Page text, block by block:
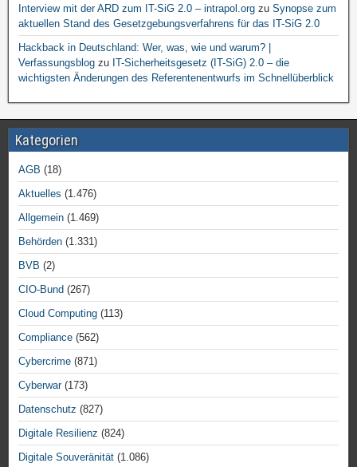
Interview mit der ARD zum IT-SiG 2.0 – intrapol.org zu Synopse zum
aktuellen Stand des Gesetzgebungsverfahrens für das IT-SiG 2.0
Hackback in Deutschland: Wer, was, wie und warum? |
Verfassungsblog zu IT-Sicherheitsgesetz (IT-SiG) 2.0 – die
wichtigsten Änderungen des Referentenentwurfs im Schnellüberblick
Kategorien
AGB (18)
Aktuelles (1.476)
Allgemein (1.469)
Behörden (1.331)
BVB (2)
CIO-Bund (267)
Cloud Computing (113)
Compliance (562)
Cybercrime (871)
Cyberwar(173)
Datenschutz (827)
Digitale Resilienz (824)
Digitale Souveränität (1.086)